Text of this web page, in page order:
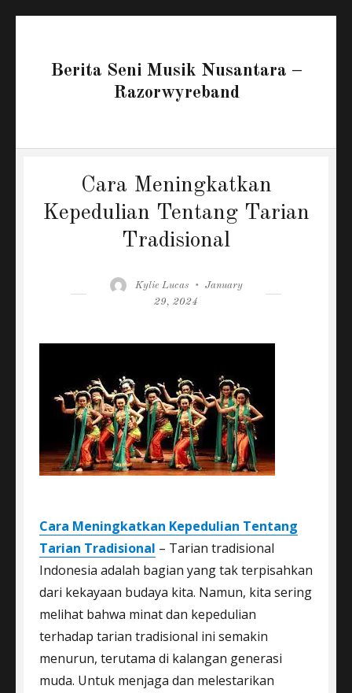
Berita Seni Musik Nusantara –
Razorwyreband
Cara Meningkatkan
Kepedulian Tentang Tarian
Tradisional
Author
Kylie Lucas
Posted
January
29, 2024
Cara Meningkatkan Kepedulian Tentang
Tarian Tradisional – Tarian tradisional
Indonesia adalah bagian yang tak terpisahkan
dari kekayaan budaya kita. Namun, kita sering
melihat bahwa minat dan kepedulian
terhadap tarian tradisional ini semakin
menurun, terutama di kalangan generasi
muda. Untuk menjaga dan melestarikan